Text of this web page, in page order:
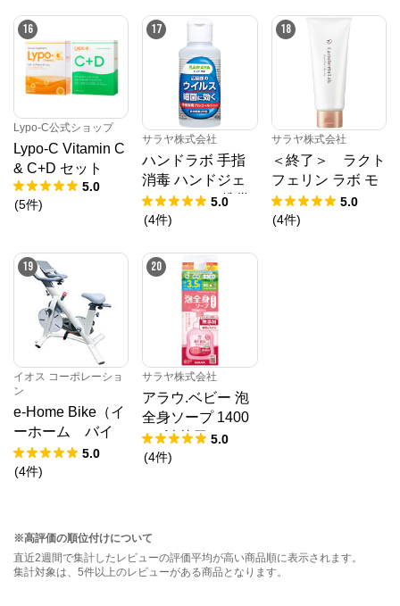
16
Lypo-C公式ショップ
Lypo-C Vitamin C
& C+D セット
5.0
(5件)
17
サラヤ株式会社
ハンドラボ 手指
消毒 ハンドジェ
ル VS 40mL 携帯
用 【指定医薬部
5.0
(4件)
18
サラヤ株式会社
＜終了＞ ラクト
フェリン ラボ モ
イストベールクリ
ア ソープ 100g
5.0
(4件)
19
イオス コーポレーショ
ン
e-Home Bike（イ
ーホーム バイ
ク）フィットネス
バイク ホワイ
5.0
(4件)
20
サラヤ株式会社
アラウ.ベビー 泡
全身ソープ 1400
mL 詰替用 5.0
(4件)
※高評価の順位付けについて
直近2週間で集計したレビューの評価平均が高い商品順に表示されます。
集計対象は、5件以上のレビューがある商品となります。